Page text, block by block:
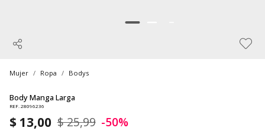
Mujer Ropa Bodys
Body Manga Larga
REF. 28096236
$ 13,00 $ 25,99 -50%